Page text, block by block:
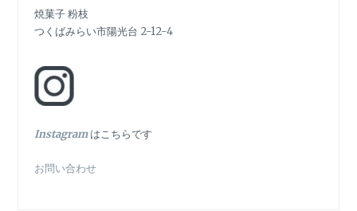
ー
シ
ョ
ン
焼菓子 粉枝
つくばみらい市陽光台 2-12-4
Instagramはこちらです
お問い合わせ